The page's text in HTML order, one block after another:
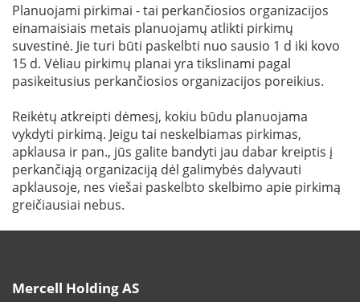
Planuojami pirkimai - tai perkančiosios organizacijos
einamaisiais metais planuojamų atlikti pirkimų
suvestinė. Jie turi būti paskelbti nuo sausio 1 d iki kovo
15 d. Vėliau pirkimų planai yra tikslinami pagal
pasikeitusius perkančiosios organizacijos poreikius.
Reikėtų atkreipti dėmesį, kokiu būdu planuojama
vykdyti pirkimą. Jeigu tai neskelbiamas pirkimas,
apklausa ir pan., jūs galite bandyti jau dabar kreiptis į
perkančiąją organizaciją dėl galimybės dalyvauti
apklausoje, nes viešai paskelbto skelbimo apie pirkimą
greičiausiai nebus.
Mercell Holding AS